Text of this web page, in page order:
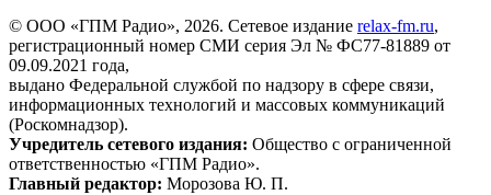
© ООО «ГПМ Радио», 2026. Сетевое издание relax-fm.ru,
регистрационный номер СМИ серия Эл № ФС77-81889 от
09.09.2021 года,
выдано Федеральной службой по надзору в сфере связи,
информационных технологий и массовых коммуникаций
(Роскомнадзор).
Учредитель сетевого издания: Общество с ограниченной
ответственностью «ГПМ Радио».
Главный редактор: Морозова Ю. П.